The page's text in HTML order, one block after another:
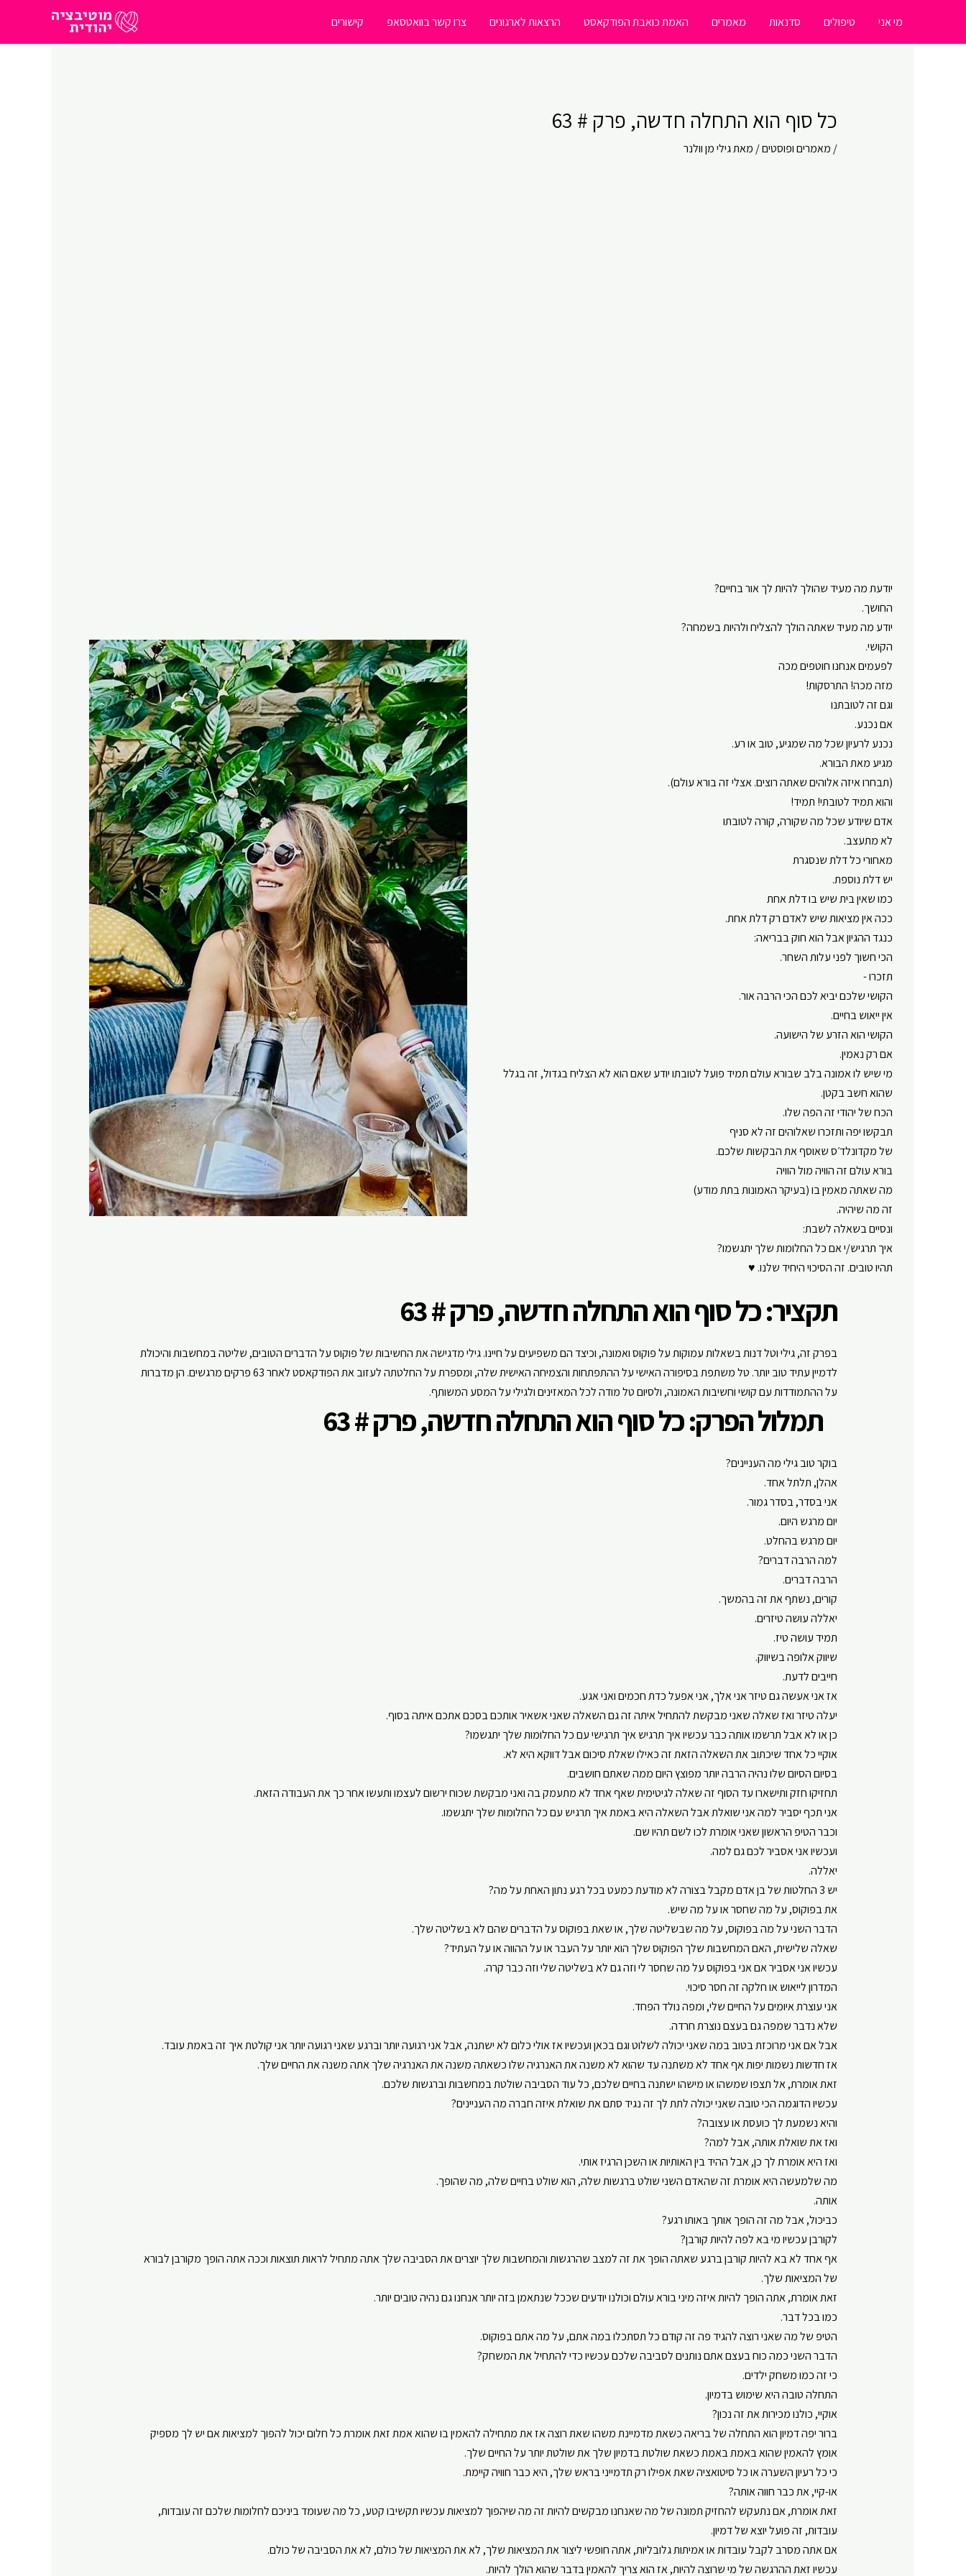
מי אני טיפולים סדנאות מאמרים האמת כואבת הפודקאסט הרצאות לארגונים צרו קשר בוואטסאפ קישורים
כל סוף הוא התחלה חדשה, פרק # 63
/ מאמרים ופוסטים/ מאתגילי מן וולנר
יודעת מה מעיד שהולך להיות לך אור בחיים?
החושך.
יודע מה מעיד שאתה הולך להצליח ולהיות בשמחה?
הקושי.
לפעמים אנחנו חוטפים מכה
מזה מכה! התרסקות!
וגם זה לטובתנו
אם נכנע.
נכנע לרעיון שכל מה שמגיע, טוב או רע.
מגיע מאת הבורא.
(תבחרו איזה אלוהים שאתה רוצים. אצלי זה בורא עולם).
והוא תמיד לטובתי! תמיד!
אדם שיודע שכל מה שקורה, קורה לטובתו
לא מתעצב.
מאחורי כל דלת שנסגרת
יש דלת נוספת.
כמו שאין בית שיש בו דלת אחת
ככה אין מציאות שיש לאדם רק דלת אחת.
כנגד ההגיון אבל הוא חוק בבריאה:
הכי חשוך לפני עלות השחר.
תזכרו -
הקושי שלכם יביא לכם הכי הרבה אור.
אין ייאוש בחיים.
הקושי הוא הזרע של הישועה.
אם רק נאמין.
מי שיש לו אמונה בלב שבורא עולם תמיד פועל לטובתו יודע שאם הוא לא הצליח בגדול, זה בגלל
שהוא חשב בקטן.
הכח של יהודי זה הפה שלו.
תבקשו יפה ותזכרו שאלוהים זה לא סניף
של מקדונלד׳ס שאוסף את הבקשות שלכם.
בורא עולם זה הוויה מול הוויה
מה שאתה מאמין בו (בעיקר האמונות בתת מודע)
זה מה שיהיה.
ונסיים בשאלה לשבת:
איך תרגיש/י אם כל החלומות שלך יתגשמו?
תהיו טובים. זה הסיכוי היחיד שלנו. ♥️
תקציר: כל סוף הוא התחלה חדשה, פרק # 63
בפרק זה,גיליוטל דנות בשאלות עמוקות על פוקוס ואמונה, וכיצד הם משפיעים על חיינו. גילי מדגישה את החשיבות של פוקוס על הדברים הטובים, שליטה במחשבות והיכולת
לדמיין עתיד טוב יותר. טל משתפת בסיפורה האישי על ההתפתחות והצמיחה האישית שלה, ומספרת על החלטתה לעזוב את הפודקאסט לאחר 63 פרקים מרגשים. הן מדברות
על ההתמודדות עם קושי וחשיבות האמונה, ולסיום טל מודה לכל המאזינים ולגילי על המסע המשותף.
תמלול הפרק: כל סוף הוא התחלה חדשה, פרק # 63
בוקר טוב גילי מה העניינים?
אהלן, תלתל אחד.
אני בסדר, בסדר גמור.
יום מרגש היום.
יום מרגש בהחלט.
למה הרבה דברים?
הרבה דברים.
קורים, נשתף את זה בהמשך.
יאללה עושה טיזרים.
תמיד עושה טיז.
שיווק אלופה בשיווק.
חייבים לדעת.
אז אני אעשה גם טיזר אני אלך, אני אפעל כדת חכמים ואני אגע.
יעלה טיזר ואז שאלה שאני מבקשת להתחיל איתה זה גם השאלה שאני אשאיר אותכם בסכם אתכם איתה בסוף.
כן או לא אבל תרשמו אותה כבר עכשיו איך תרגיש איך תרגישי עם כל החלומות שלך יתגשמו?
אוקיי כל אחד שיכתוב את השאלה הזאת זה כאילו שאלת סיכום אבל דווקא היא לא.
בסיום הסיום שלו נהיה הרבה יותר מפוצץ היום ממה שאתם חושבים.
תחזיקו חזק ותישארו עד הסוף זה שאלה לגיטימית שאף אחד לא מתעמק בה ואני מבקשת שכוח ירשום לעצמו ותעשו אחר כך את העבודה הזאת.
אני תכף יסביר למה אני שואלת אבל השאלה היא באמת איך תרגיש עם כל החלומות שלך יתגשמו.
וכבר הטיפ הראשון שאני אומרת לכו לשם תהיו שם.
ועכשיו אני אסביר לכם גם למה.
יאללה.
יש 3 החלטות של בן אדם מקבל בצורה לא מודעת כמעט בכל רגע נתון האחת על מה?
את בפוקוס, על מה שחסר או על מה שיש.
הדבר השני על מה בפוקוס, על מה שבשליטה שלך, או שאת בפוקוס על הדברים שהם לא בשליטה שלך.
שאלה שלישית, האם המחשבות שלך הפוקוס שלך הוא יותר על העבר או על ההווה או על העתיד?
עכשיו אני אסביר אם אני בפוקוס על מה שחסר לי וזה גם לא בשליטה שלי וזה כבר קרה.
המדרון לייאוש או חלקה זה חסר סיכוי.
אני עוצרת איומים על החיים שלי, ומפה נולד הפחד.
שלא נדבר שמפה גם בעצם נוצרת חרדה.
אבל אם אני מרוכזת בטוב במה שאני יכולה לשלוט וגם בכאן ועכשיו אז אולי כלום לא ישתנה, אבל אני רגועה יותר וברגע שאני רגועה יותר אני קולטת איך זה באמת עובד.
אז חדשות נשמות יפות אף אחד לא משתנה עד שהוא לא משנה את האנרגיה שלו כשאתה משנה את האנרגיה שלך אתה משנה את החיים שלך.
זאת אומרת, אל תצפו שמשהו או מישהו ישתנה בחיים שלכם, כל עוד הסביבה שולטת במחשבות וברגשות שלכם.
עכשיו הדוגמה הכי טובה שאני יכולה לתת לך זה נגיד סתם את שואלת איזה חברה מה העניינים?
והיא נשמעת לך כועסת או עצובה?
ואז את שואלת אותה, אבל למה?
ואז היא אומרת לך כן, אבל ההיד בין האותיות או השכן הרגיז אותי.
מה שלמעשה היא אומרת זה שהאדם השני שולט ברגשות שלה, הוא שולט בחיים שלה, מה שהופך.
אותה.
כביכול, אבל מה זה הופך אותך באותו רגע?
לקורבן עכשיו מי בא לפה להיות קורבן?
אף אחד לא בא להיות קורבן ברגע שאתה הופך את זה למצב שהרגשות והמחשבות שלך יוצרים את הסביבה שלך אתה מתחיל לראות תוצאות וככה אתה הופך מקורבן לבורא
של המציאות שלך.
זאת אומרת, אתה הופך להיות איזה מיני בורא עולם וכולנו יודעים שככל שנתאמן בזה יותר אנחנו גם נהיה טובים יותר.
כמו בכל דבר.
הטיפ של מה שאני רוצה להגיד פה זה קודם כל תסתכלו במה אתם, על מה אתם בפוקוס.
הדבר השני כמה כוח בעצם אתם נותנים לסביבה שלכם עכשיו כדי להתחיל את המשחק?
כי זה כמו משחק ילדים.
התחלה טובה היא שימוש בדמיון.
אוקיי, כולנו מכירות את זה נכון?
ברור יפה דמיון הוא התחלה של בריאה כשאת מדמיינת משהו שאת רוצה אז את מתחילה להאמין בו שהוא אמת זאת אומרת כל חלום יכול להפוך למציאות אם יש לך מספיק
אומץ להאמין שהוא באמת באמת כשאת שולטת בדמיון שלך את שולטת יותר על החיים שלך.
כי כל רעיון השערה או כל סיטואציה שאת אפילו רק תדמייני בראש שלך, היא כבר חוויה קיימת.
או-קיי, את כבר חווה אותה?
זאת אומרת, אם נתעקש להחזיק תמונה של מה שאנחנו מבקשים להיות זה מה שיהפוך למציאות עכשיו תקשיבו קטע, כל מה שעומד ביניכם לחלומות שלכם זה עובדות,
עובדות, זה פועל יוצא של דמיון.
אם אתה מסרב לקבל עובדות או אמיתות גלובליות, אתה חופשי ליצור את המציאות שלך, לא את המציאות של כולם, לא את הסביבה של כולם.
עכשיו זאת ההרגשה של מי שרוצה להיות, אז הוא צריך להאמין בדבר שהוא הולך להיות.